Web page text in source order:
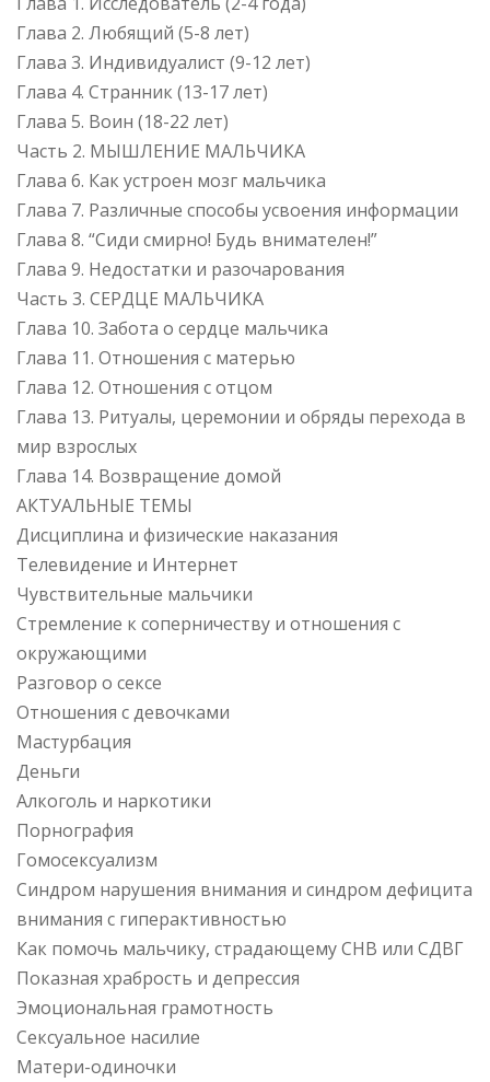
Глава 2. Любящий (5-8 лет)
Глава 3. Индивидуалист (9-12 лет)
Глава 4. Странник (13-17 лет)
Глава 5. Воин (18-22 лет)
Часть 2. МЫШЛЕНИЕ МАЛЬЧИКА
Глава 6. Как устроен мозг мальчика
Глава 7. Различные способы усвоения информации
Глава 8. “Сиди смирно! Будь внимателен!”
Глава 9. Недостатки и разочарования
Часть 3. СЕРДЦЕ МАЛЬЧИКА
Глава 10. Забота о сердце мальчика
Глава 11. Отношения с матерью
Глава 12. Отношения с отцом
Глава 13. Ритуалы, церемонии и обряды перехода в
мир взрослых
Глава 14. Возвращение домой
АКТУАЛЬНЫЕ ТЕМЫ
Дисциплина и физические наказания
Телевидение и Интернет
Чувствительные мальчики
Стремление к соперничеству и отношения с
окружающими
Разговор о сексе
Отношения с девочками
Мастурбация
Деньги
Алкоголь и наркотики
Порнография
Гомосексуализм
Синдром нарушения внимания и синдром дефицита
внимания с гиперактивностью
Как помочь мальчику, страдающему СНВ или СДВГ
Показная храбрость и депрессия
Эмоциональная грамотность
Сексуальное насилие
Матери-одиночки